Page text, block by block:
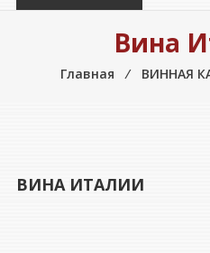
Вина
Главная ⁄ ВИННАЯ
ВИНА ИТАЛИИ